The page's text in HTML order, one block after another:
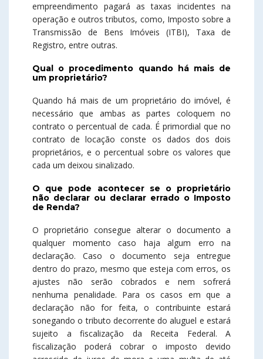
empreendimento pagará as taxas incidentes na
operação e outros tributos, como, Imposto sobre a
Transmissão de Bens Imóveis (ITBI), Taxa de
Registro, entre outras.
Qual o procedimento quando há mais de
um proprietário?
Quando há mais de um proprietário do imóvel, é
necessário que ambas as partes coloquem no
contrato o percentual de cada. É primordial que no
contrato de locação conste os dados dos dois
proprietários, e o percentual sobre os valores que
cada um deixou sinalizado.
O que pode acontecer se o proprietário
não declarar ou declarar errado o Imposto
de Renda?
O proprietário consegue alterar o documento a
qualquer momento caso haja algum erro na
declaração. Caso o documento seja entregue
dentro do prazo, mesmo que esteja com erros, os
ajustes não serão cobrados e nem sofrerá
nenhuma penalidade. Para os casos em que a
declaração não for feita, o contribuinte estará
sonegando o tributo decorrente do aluguel e estará
sujeito a fiscalização da Receita Federal. A
fiscalização poderá cobrar o imposto devido